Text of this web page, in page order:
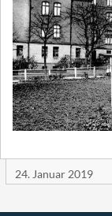
24. Januar 2019